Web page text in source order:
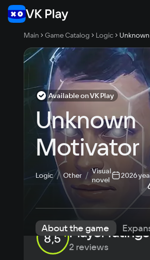
Main Game Catalog Logic
Available on VK Play
Unknown
Motivator
Logic Other
Visual
novel
2026
About the game
8,5 Player ratings
2 reviews